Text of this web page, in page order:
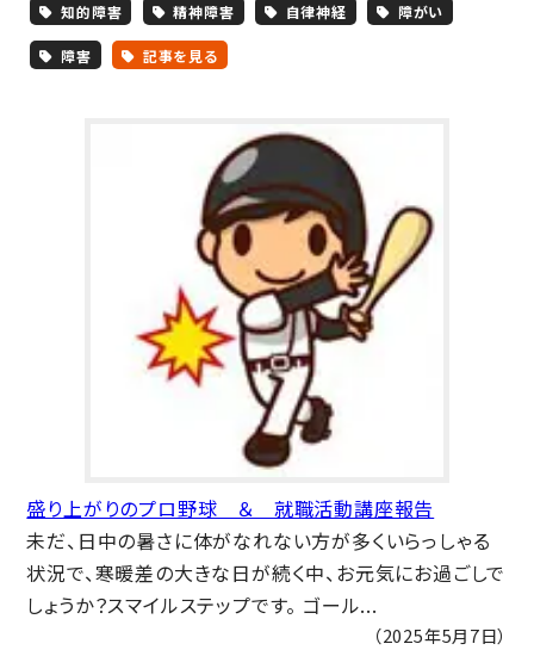
知的障害 精神障害 自律神経 障がい
障害 記事を見る
盛り上がりのプロ野球 ＆ 就職活動講座報告
未だ、日中の暑さに体がなれない方が多くいらっしゃる
状況で、寒暖差の大きな日が続く中、お元気にお過ごしで
しょうか？スマイルステップです。 ゴール...
（2025年5月7日）